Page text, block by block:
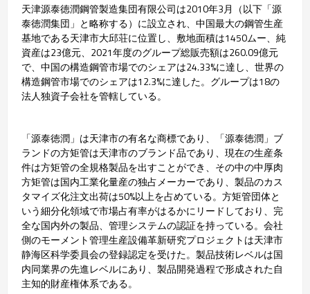
天津源泰徳潤鋼管製造集団有限公司は2010年3月（以下「源
泰徳潤集団」と略称する）に設立され、中国最大の鋼管生産
基地である天津市大邱荘に位置し、敷地面積は1450ムー、純
資産は23億元、2021年度のグループ総販売額は260.09億元
で、中国の構造鋼管市場でのシェアは24.33%に達し、世界の
構造鋼管市場でのシェアは12.3%に達した。グループは18の
法人独資子会社を管轄している。
「源泰徳潤」は天津市の有名な商標であり、「源泰徳潤」ブ
ランドの方矩管は天津市のブランド品であり、現在の生産条
件は方矩管の全規格製品を出すことができ、その中の中厚肉
方矩管は国内工業化量産の独占メーカーであり、製品のカス
タマイズ化注文出荷は50%以上を占めている。方矩管団体と
いう細分化領域で市場占有率がはるかにリードしており、完
全な国内外の製品、管理システムの認証を持っている。会社
側のモーメント管理生産設備革新研究プロジェクトは天津市
静海区科学委員会の登録認定を受けた。製品技術レベルは国
内同業界の先進レベルにあり、製品開発過程で形成された自
主知的財産権体系である。